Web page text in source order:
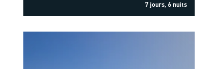
7 jours, 6 nuits